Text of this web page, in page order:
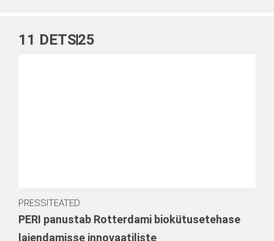
põhjalikku tehnilist tuge, tagades tööde ohutu, sujuva ja
11 DETS25
PRESSITEATED
PERI panustab Rotterdami biokütusetehase
laiendamisse innovaatiliste